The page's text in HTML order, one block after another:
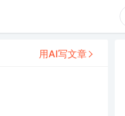
用AI写文章